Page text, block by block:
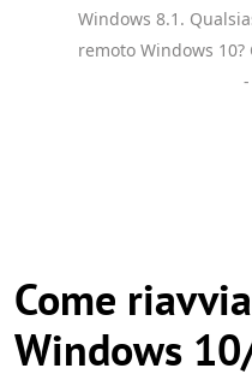
Windows 8.1.
remoto Windows
Come
Windows